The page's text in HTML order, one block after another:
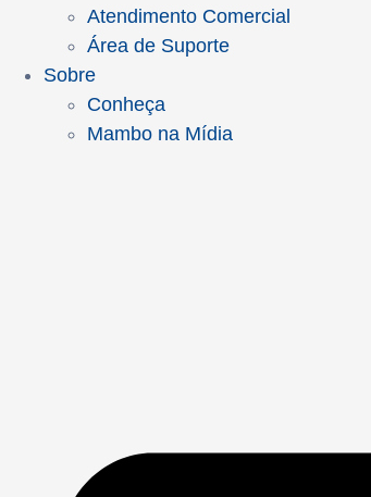
Atendimento Comercial
Área de Suporte
Sobre
Conheça
Mambo na Mídia